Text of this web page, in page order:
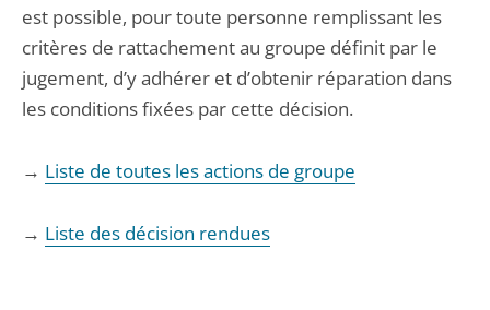
est possible, pour toute personne remplissant les
critères de rattachement au groupe définit par le
jugement, d’y adhérer et d’obtenir réparation dans
les conditions fixées par cette décision.
→ Liste de toutes les actions de groupe
→ Liste des décision rendues